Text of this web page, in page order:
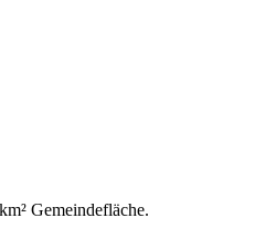
Gemeindefläche.